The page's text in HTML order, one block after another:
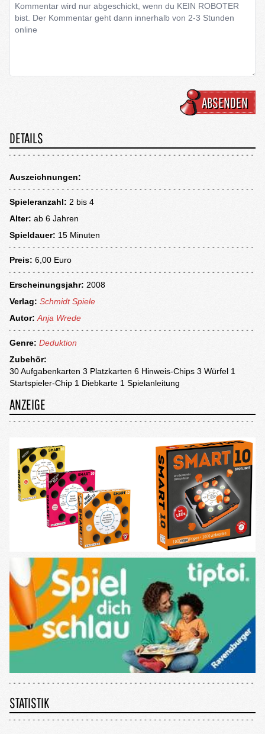
ABSENDEN
DETAILS
Auszeichnungen:
Spieleranzahl: 2 bis 4
Alter: ab 6 Jahren
Spieldauer: 15 Minuten
Preis: 6,00 Euro
Erscheinungsjahr: 2008
Verlag: Schmidt Spiele
Autor: Anja Wrede
Genre: Deduktion
Zubehör:
30 Aufgabenkarten 3 Platzkarten 6 Hinweis-Chips 3 Würfel 1
Startspieler-Chip 1 Diebkarte 1 Spielanleitung
ANZEIGE
STATISTIK